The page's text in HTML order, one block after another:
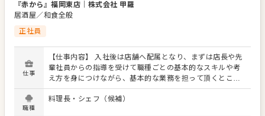
『赤から』福岡東店
株式会社 甲羅
居酒屋／和食全般
正社員
仕事
【仕事内容】 入社後は店舗へ配属となり、まずは店長や先
輩社員からの指導を受けて職種ごとの基本的なスキルや考
え方を身につけながら、基本的な業務を担って頂くところ
からはじまります。 その後は、自力で担える業務範囲を広
げていき、新たに入ってくるパートやアルバイトの方々や
職種
料理長・シェフ（候補）